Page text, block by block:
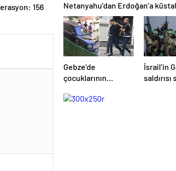
156
Netanyahu’dan Erdoğan’a
Gebze’de
çocuklarının
tokat atan sürücü
İsrail’in
saldırısı